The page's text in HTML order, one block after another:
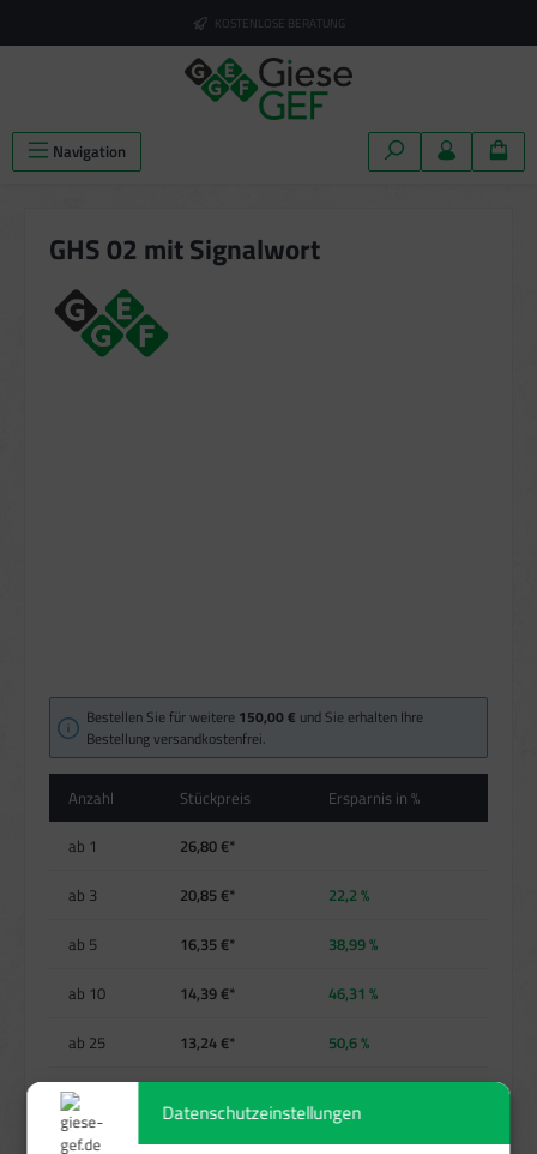
KOSTENLOSE BERATUNG
Navigation
GHS 02 mit Signalwort
Bestellen Sie für weitere 150,00 € und Sie erhalten Ihre
Bestellung versandkostenfrei.
Anzahl Stückpreis
Ersparnis in %
ab 1 26,80 €*
ab 3 20,85 €* 22,2 %
ab 5 16,35 €* 38,99 %
ab 10 14,39 €* 46,31 %
ab 25 13,24 €* 50,6 %
ab
Preise exkl. MwSt. zzgl. Versandkosten
Datenschutzeinstellungen